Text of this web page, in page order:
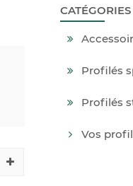
Profilés
Profilés
Vos